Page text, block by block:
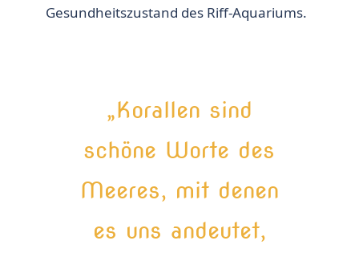
Gesundheitszustand des Riff-Aquariums.
„Korallen sind
schöne Worte des
Meeres, mit denen
es uns andeutet,